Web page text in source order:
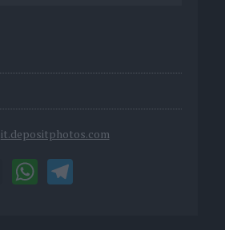
it.depositphotos.com